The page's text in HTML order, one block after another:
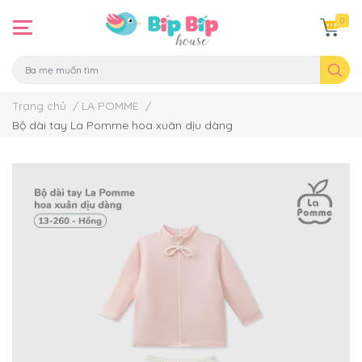
0
Trang chủ / LA POMME /
Bộ dài tay La Pomme hoa xuân dịu dàng